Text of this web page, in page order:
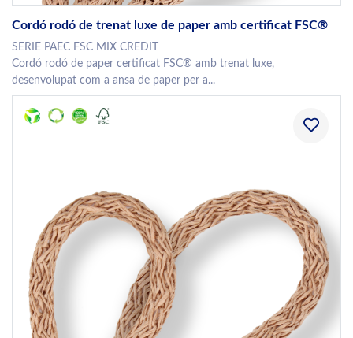
Cordó rodó de trenat luxe de paper amb certificat FSC®
SERIE PAEC FSC MIX CREDIT
Cordó rodó de paper certificat FSC® amb trenat luxe,
desenvolupat com a ansa de paper per a...